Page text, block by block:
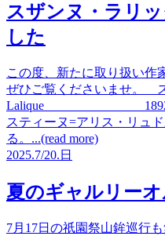
スザンヌ・ラリ
した
この度、新たに取り扱い作
ぜひご覧くださいませ。
Lalique 1892年、ル
スティーヌ=アリス・リュ
る。...(read more)
2025.7/20. 日
夏のギャルリー
7月17日の祇園祭山鉾巡行